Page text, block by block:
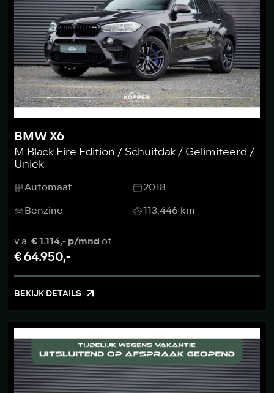
BMW X6
M Black Fire Edition / Schuifdak / Gelimiteerd /
Uniek
Automaat
2018
Benzine
113.446 km
v.a.€ 1.114,- p/mndof
€ 64.950,-
BEKIJK DETAILS